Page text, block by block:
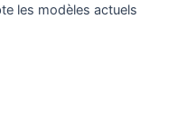
les modèles actuels